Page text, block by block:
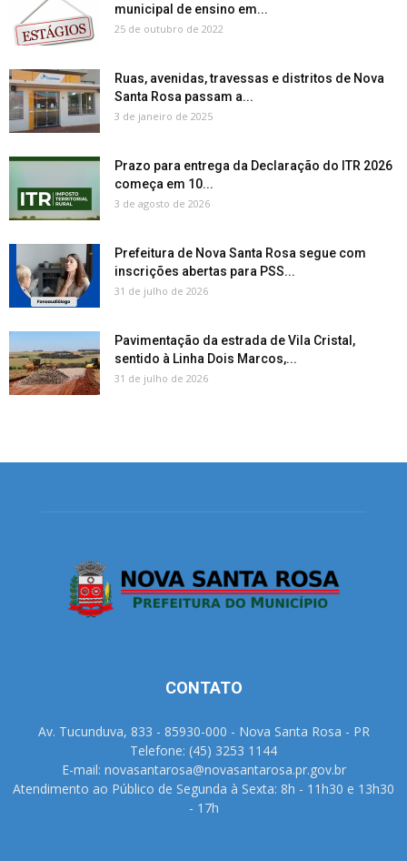
municipal de ensino em...
25 de outubro de 2022
Ruas, avenidas, travessas e distritos de Nova
Santa Rosa passam a...
3 de janeiro de 2025
Prazo para entrega da Declaração do ITR 2026
começa em 10...
3 de agosto de 2026
Prefeitura de Nova Santa Rosa segue com
inscrições abertas para PSS...
31 de julho de 2026
Pavimentação da estrada de Vila Cristal,
sentido à Linha Dois Marcos,...
31 de julho de 2026
CONTATO
Av. Tucunduva, 833 - 85930-000 - Nova Santa Rosa - PR
Telefone: (45) 3253 1144
E-mail: novasantarosa@novasantarosa.pr.gov.br
Atendimento ao Público de Segunda à Sexta: 8h - 11h30 e 13h30
- 17h